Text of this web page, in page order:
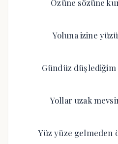
Özüne sözüne
Yoluna izine
Gündüz
Yollar uzak
Yüz yüze gelmeden